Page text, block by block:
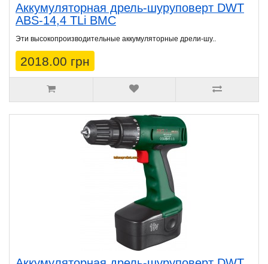
Аккумуляторная дрель-шуруповерт DWT
ABS-14,4 TLi BMC
Эти высокопроизводительные аккумуляторные дрели-шу..
2018.00 грн